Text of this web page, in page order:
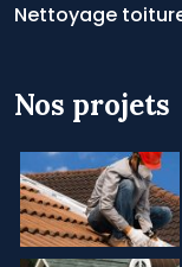
Nettoyage
Nos projets